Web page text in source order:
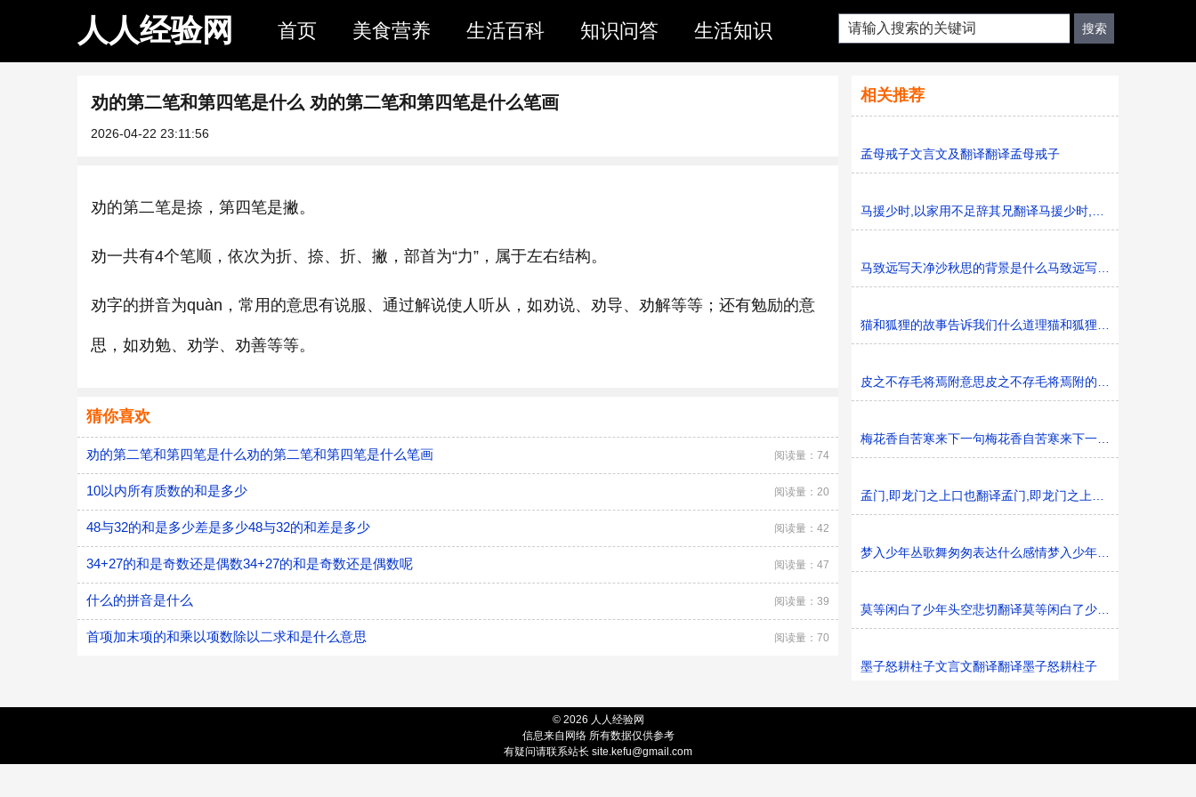
人人经验网 首页 美食营养 生活百科 知识问答 生活知识
劝的第二笔和第四笔是什么 劝的第二笔和第四笔是什么笔画
2026-04-22 23:11:56
劝的第二笔是捺，第四笔是撇。
劝一共有4个笔顺，依次为折、捺、折、撇，部首为“力”，属于左右结构。
劝字的拼音为quàn，常用的意思有说服、通过解说使人听从，如劝说、劝导、劝解等等；还有勉励的意
思，如劝勉、劝学、劝善等等。
猜你喜欢
劝的第二笔和第四笔是什么劝的第二笔和第四笔是什么笔画 阅读量：74
10以内所有质数的和是多少 阅读量：20
48与32的和是多少差是多少48与32的和差是多少 阅读量：42
34+27的和是奇数还是偶数34+27的和是奇数还是偶数呢 阅读量：47
什么的拼音是什么 阅读量：39
首项加末项的和乘以项数除以二求和是什么意思 阅读量：70
相关推荐
孟母戒子文言文及翻译翻译孟母戒子
马援少时,以家用不足辞其兄翻译马援少时,以家用不足辞其兄
马致远写天净沙秋思的背景是什么马致远写天净沙秋思的背景
猫和狐狸的故事告诉我们什么道理猫和狐狸的故事告诉我们
皮之不存毛将焉附意思皮之不存毛将焉附的意思是什么
梅花香自苦寒来下一句梅花香自苦寒来下一句是什么
孟门,即龙门之上口也翻译孟门,即龙门之上口也的意思
梦入少年丛歌舞匆匆表达什么感情梦入少年丛歌舞匆匆表达
莫等闲白了少年头空悲切翻译莫等闲白了少年头空悲切的意思
墨子怒耕柱子文言文翻译翻译墨子怒耕柱子
© 2026 人人经验网
信息来自网络 所有数据仅供参考
有疑问请联系站长 site.kefu@gmail.com